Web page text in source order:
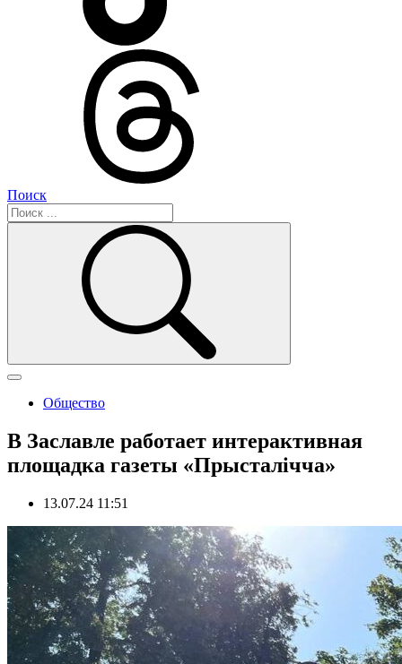
Поиск
Общество
В Заславле работает интерактивная
площадка газеты «Прысталічча»
13.07.24 11:51